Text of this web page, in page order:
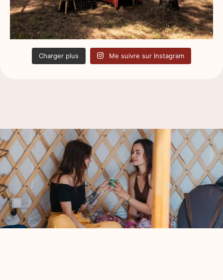
Charger plus Me suivre sur Instagram